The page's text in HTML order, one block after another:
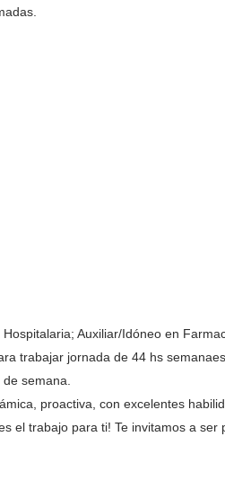
Auxiliar/Idóneo en
trabajar jornada de 44 hs
semana.
proactiva, con excelentes
el trabajo para ti! Te invitamos a ser